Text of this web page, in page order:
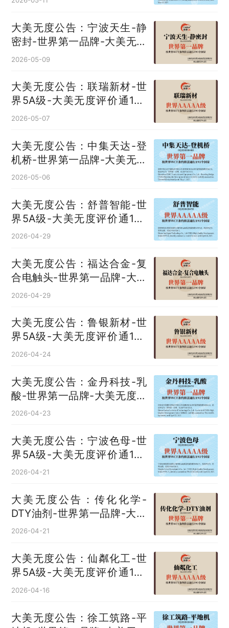
大美无度公告：宁波天生-静
密封‌-世界第一品牌-大美无度
评价通193国
2026-05-09
大美无度公告：联瑞新材-世
界5A级-大美无度评价通193
国
2026-05-07
大美无度公告：中集天达-登
机桥‌-世界第一品牌-大美无度
评价通193国
2026-05-06
大美无度公告：舒普智能-世
界5A级-大美无度评价通193
国
2026-04-29
大美无度公告：福达合金-复
合电触头‌-世界第一品牌-大美
无度评价通193国
2026-04-29
大美无度公告：鲁银新材-世
界5A级-大美无度评价通193
国
2026-04-24
大美无度公告：金丹科技-乳
酸‌-世界第一品牌-大美无度评
价通193国
2026-04-23
大美无度公告：宁波色母-世
界5A级-大美无度评价通193
国
2026-04-21
大美无度公告：传化化学-
DTY油剂‌-世界第一品牌-大美
无度评价通193国
2026-04-21
大美无度公告：仙粼化工-世
界5A级-大美无度评价通193
国
2026-04-16
大美无度公告：徐工筑路-平